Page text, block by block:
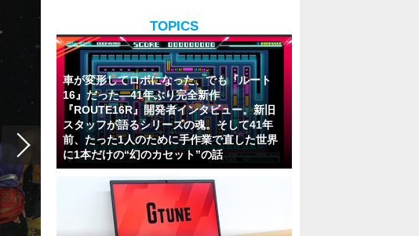
TOPICS
車が変形してロボになった、でも『ルート
16』だった―41年ぶり完全新作
『ROUTE16R』開発者インタビュー。新旧
スタッフが語るシリーズの魂。そして41年
前、たった1人のために手作業で直した世界
に1本だけの“幻のカセット”の話